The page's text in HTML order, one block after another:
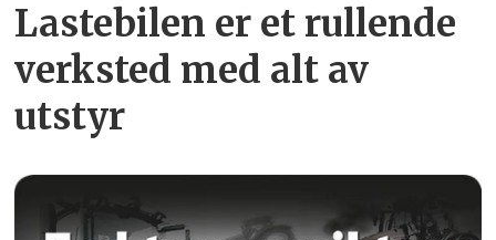
Lastebilen er et rullende
verksted med alt av
utstyr